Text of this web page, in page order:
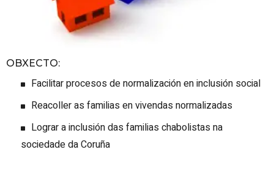
OBXECTO:
Facilitar procesos de normalización en inclusión social
Reacoller as familias en vivendas normalizadas
Lograr a inclusión das familias chabolistas na
sociedade da Coruña